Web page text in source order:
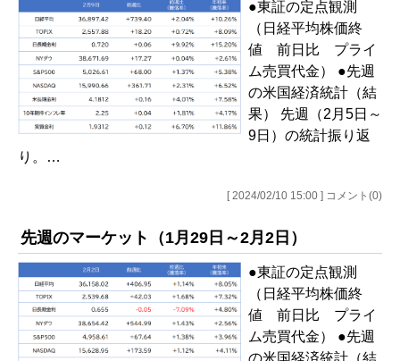
●東証の定点観測
（日経平均株価終
値 前日比 プライ
ム売買代金） ●先週
の米国経済統計（結
果） 先週（2月5日～
9日）の統計振り返
り。…
[ 2024/02/10 15:00 ] コメント(0)
先週のマーケット（1月29日～2月2日）
●東証の定点観測
（日経平均株価終
値 前日比 プライ
ム売買代金） ●先週
の米国経済統計（結